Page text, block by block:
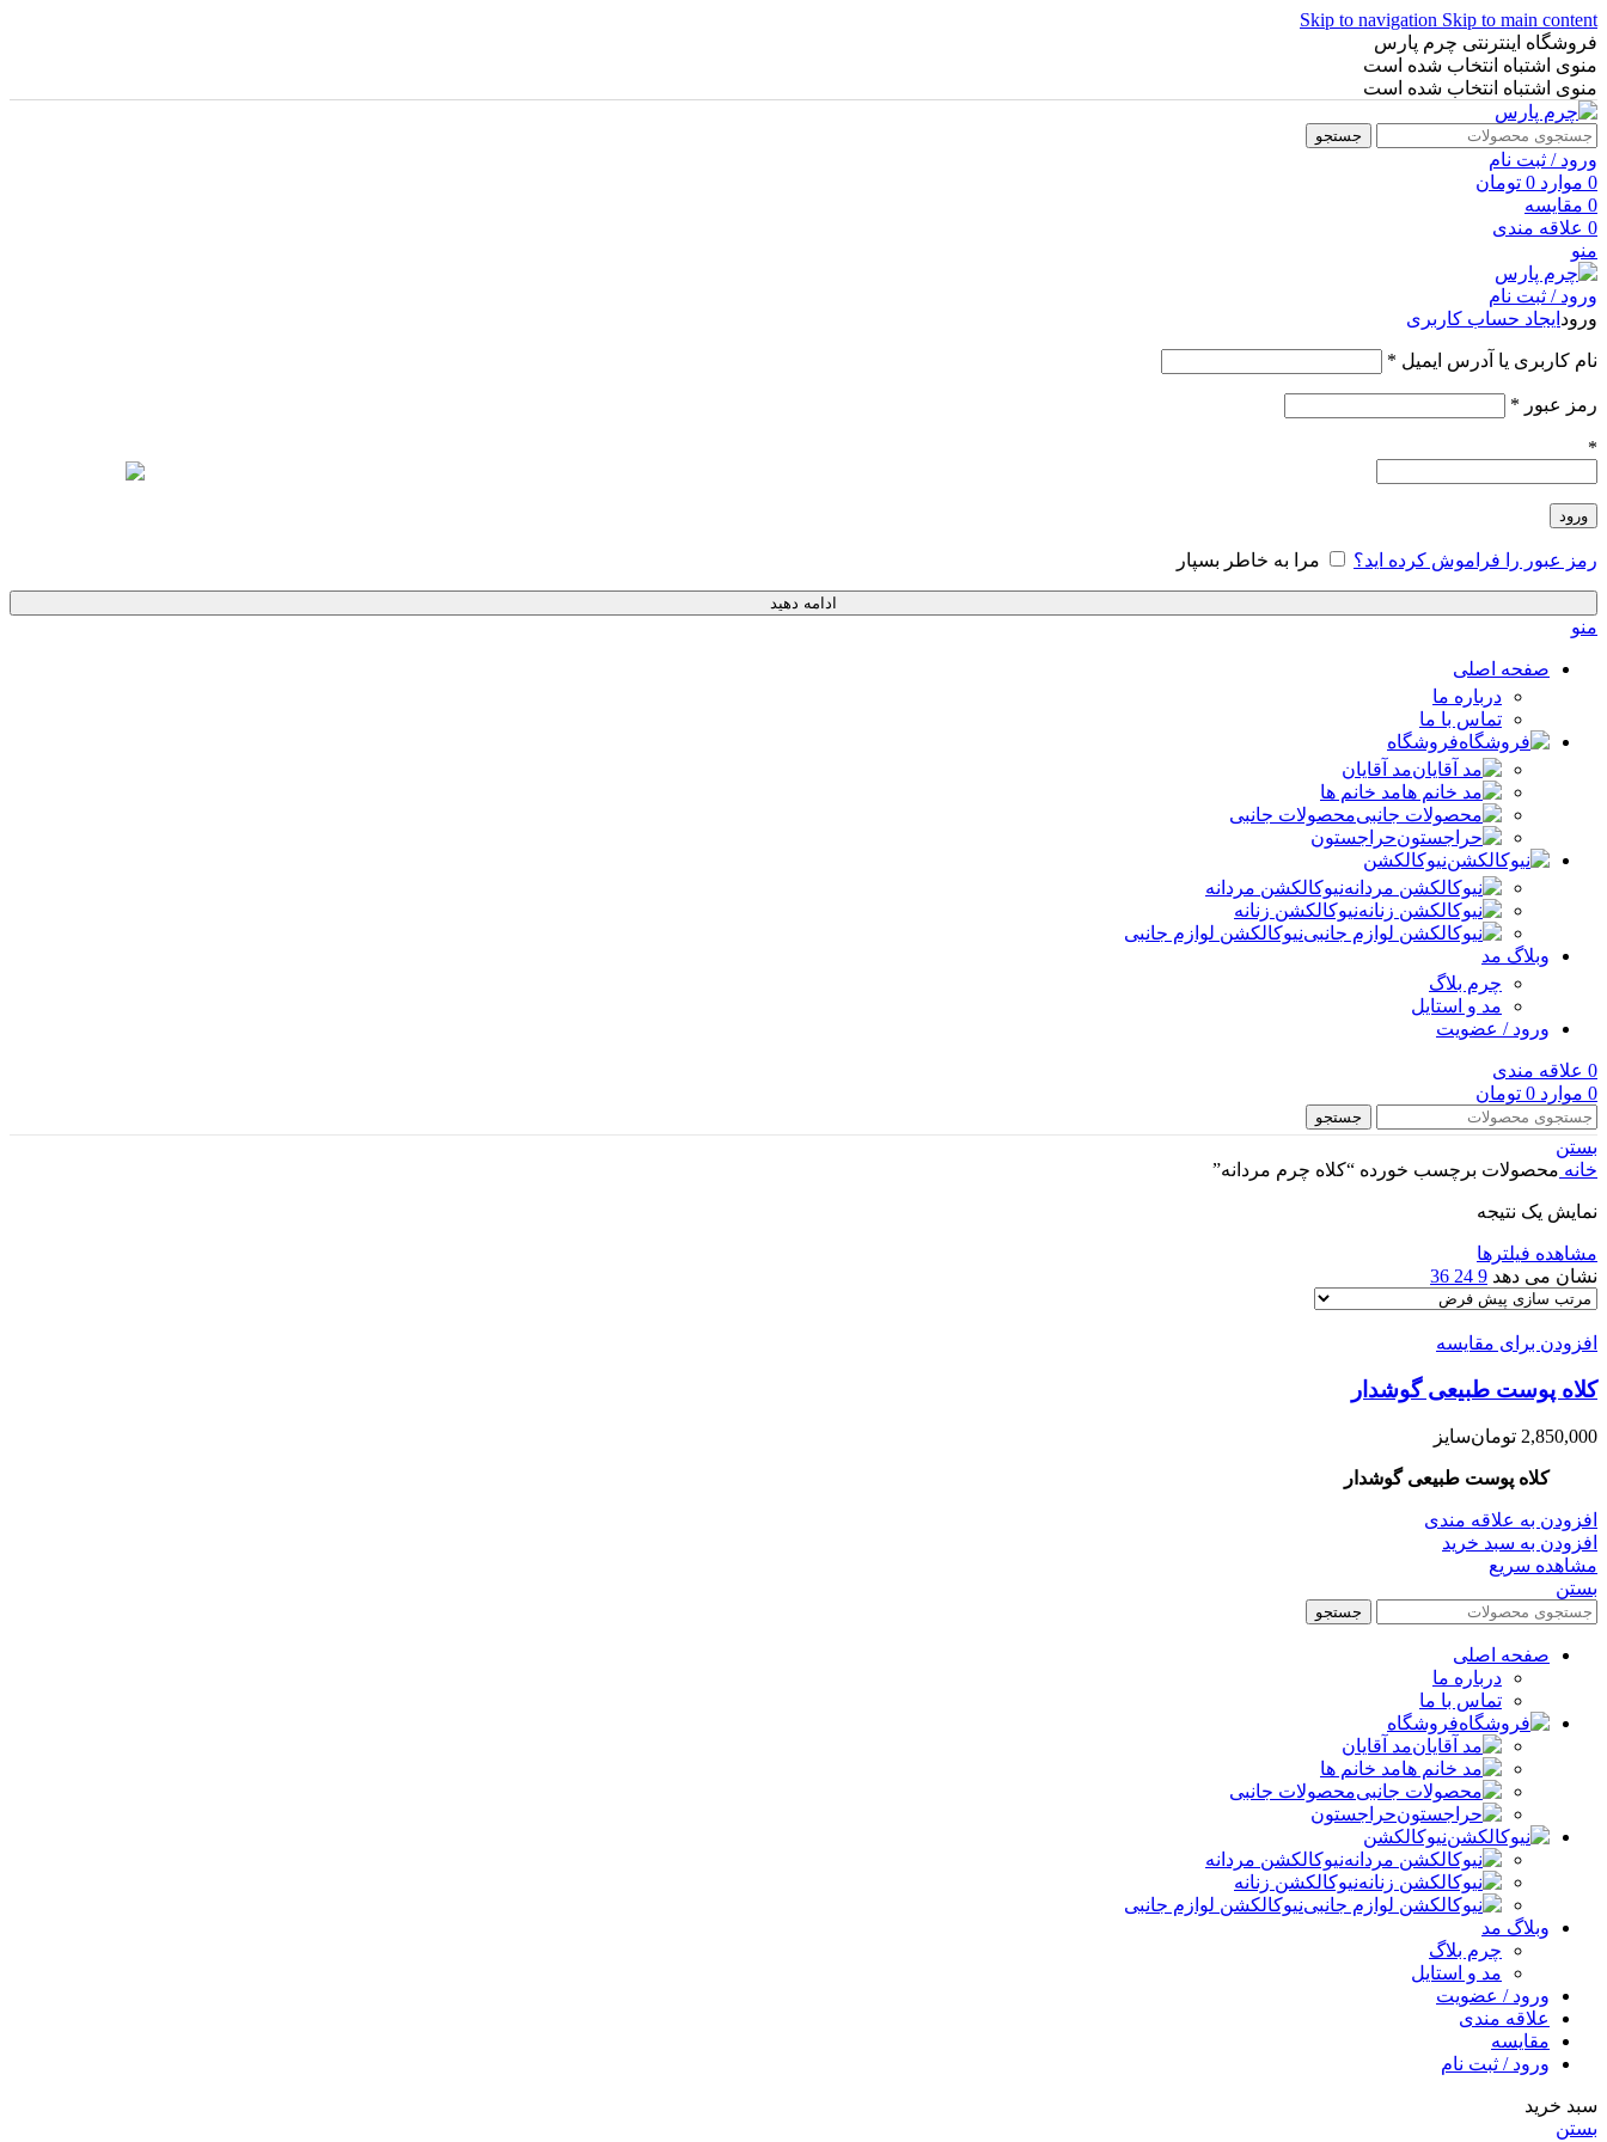
Skip to navigation Skip to main content
فروشگاه اینترنتی چرم پارس
منوی اشتباه انتخاب شده است
منوی اشتباه انتخاب شده است
جستجو
ورود / ثبت نام
0 موارد 0 تومان
0 مقایسه
0 علاقه مندی
منو
ورود / ثبت نام
ورود ایجاد حساب کاربری
نام کاربری یا آدرس ایمیل *
رمز عبور *
*
ورود
رمز عبور را فراموش کرده اید؟ مرا به خاطر بسپار
ادامه دهید
منو
صفحه اصلی
درباره ما
تماس با ما
فروشگاه
مد آقایان
مد خانم ها
محصولات جانبی
حراجستون
نیوکالکشن
نیوکالکشن مردانه
نیوکالکشن زنانه
نیوکالکشن لوازم جانبی
وبلاگ مد
چرم بلاگ
مد و استایل
ورود / عضویت
0 علاقه مندی
0 موارد 0 تومان
جستجو
بستن
خانه محصولات برچسب خورده “کلاه چرم مردانه”
نمایش یک نتیجه
مشاهده فیلترها
نشان می دهد 9
24
36
افزودن برای مقایسه
کلاه پوست طبیعی گوشدار
2,850,000 تومانسایز
کلاه پوست طبیعی گوشدار
افزودن به علاقه مندی
افزودن به سبد خرید
مشاهده سریع
بستن
جستجو
صفحه اصلی
درباره ما
تماس با ما
فروشگاه
مد آقایان
مد خانم ها
محصولات جانبی
حراجستون
نیوکالکشن
نیوکالکشن مردانه
نیوکالکشن زنانه
نیوکالکشن لوازم جانبی
وبلاگ مد
چرم بلاگ
مد و استایل
ورود / عضویت
علاقه مندی
مقایسه
ورود / ثبت نام
سبد خرید
بستن